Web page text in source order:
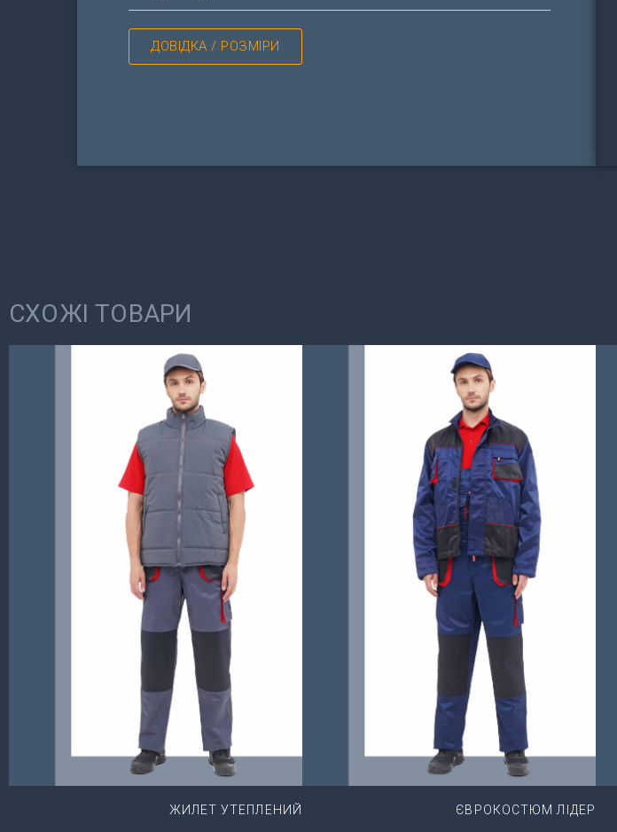
ДОВІДКА / РОЗМІРИ
СХОЖІ ТОВАРИ
ЖИЛЕТ УТЕПЛЕНИЙ ЄВРОКОСТЮМ ЛІДЕР